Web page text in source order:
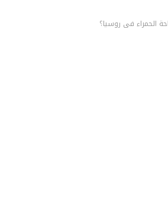
الحمراء في روسيا؟